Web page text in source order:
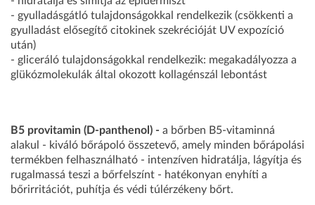
- gyulladásgátló tulajdonságokkal rendelkezik (csökkenti a
gyulladást elősegítő citokinek szekrécióját UV expozíció
után)
- gliceráló tulajdonságokkal rendelkezik: megakadályozza a
glükózmolekulák által okozott kollagénszál lebontást
B5 provitamin (D-panthenol) - a bőrben B5-vitaminná
alakul - kiváló bőrápoló összetevő, amely minden bőrápolási
termékben felhasználható - intenzíven hidratálja, lágyítja és
rugalmassá teszi a bőrfelszínt - hatékonyan enyhíti a
bőrirritációt, puhítja és védi túlérzékeny bőrt.